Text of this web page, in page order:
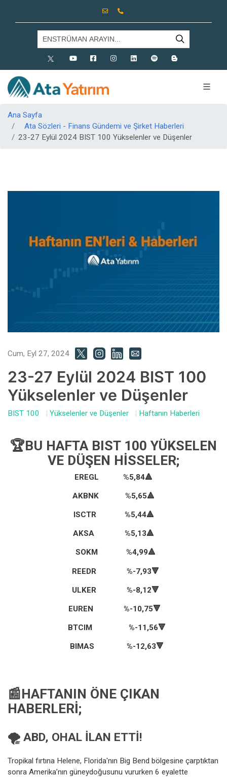
X Youtube FacebookInstagramLinkedinSpotify
Ana Sayfa
Ata Sözleri - Finans Gündemi ve Şirket Haberleri
23-27 Eylül 2024 BIST 100 Yükselenler ve Düşenler
Cum, Eyl 27, 2024
23-27 Eylül 2024 BIST 100
Yükselenler ve Düşenler
BIST 100 | Yükselenler ve Düşenler | Haftanın Haberleri
🏆BU HAFTA BIST 100 YÜKSELEN
VE DÜŞEN HISSELER;
EREGL %5,84🔺
AKBNK %5,65🔺
ISCTR %5,44🔺
AKSA %5,13🔺
SOKM %4,99🔺
REEDR %-7,93🔻
ULKER %-8,12🔻
EUREN %-10,75🔻
BTCIM %-11,56🔻
BIMAS %-12,63🔻
📰HAFTANIN ÖNE ÇIKAN
HABERLERI;
🌪 ABD, OHAL İLAN ETTI!
Tropikal fırtına Helene, Florida'nın Big Bend bölgesine çarptıktan
sonra Amerika’nın güneydoğusunu vururken 6 eyalette